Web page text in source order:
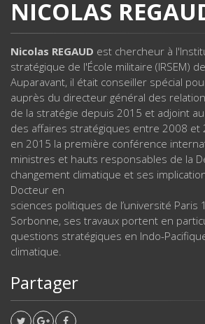
NICOLAS
Nicolas REGAUD est chercheur à
stratégique de l'École militaire (IRSEM)
Auparavant, il était conseiller spécial
auprès du directeur général des
de la stratégie depuis 2015 et adjoint
des affaires stratégiques entre 2008 et
en 2015 la première conférence
ministres et hauts responsables de la
changement climatique et ses
Docteur en
sciences politiques de l’université Paris
Sorbonne, ses travaux portent en
questions stratégiques en Indo-
climatique.
Partager